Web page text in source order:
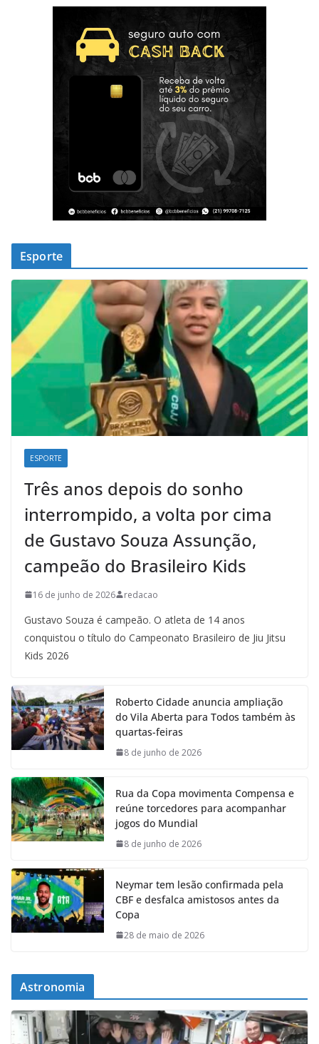
Esporte
ESPORTE
Três anos depois do sonho
interrompido, a volta por cima
de Gustavo Souza Assunção,
campeão do Brasileiro Kids
16 de junho de 2026 redacao
Gustavo Souza é campeão. O atleta de 14 anos
conquistou o título do Campeonato Brasileiro de Jiu Jitsu
Kids 2026
Roberto Cidade anuncia ampliação
do Vila Aberta para Todos também às
quartas-feiras
8 de junho de 2026
Rua da Copa movimenta Compensa e
reúne torcedores para acompanhar
jogos do Mundial
8 de junho de 2026
Neymar tem lesão confirmada pela
CBF e desfalca amistosos antes da
Copa
28 de maio de 2026
Astronomia